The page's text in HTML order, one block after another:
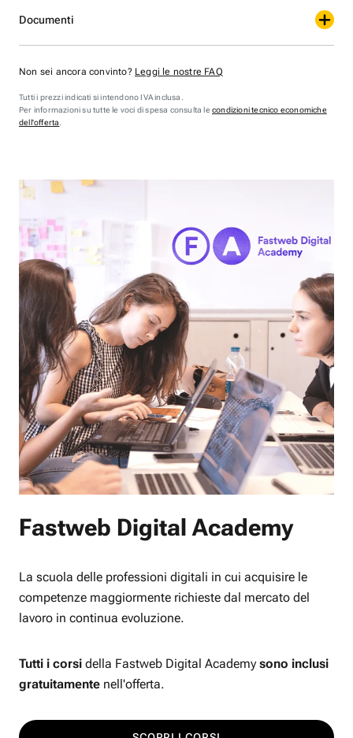
Documenti
Non sei ancora convinto? Leggi le nostre FAQ
Tutti i prezzi indicati si intendono IVA inclusa.
Per informazioni su tutte le voci di spesa consulta le condizioni tecnico economiche
dell'offerta
Fastweb Digital Academy
La scuola delle professioni digitali in cui acquisire le
competenze maggiormente richieste dal mercato del
lavoro in continua evoluzione.
Tutti i corsi della Fastweb Digital Academy sono inclusi
gratuitamente nell'offerta.